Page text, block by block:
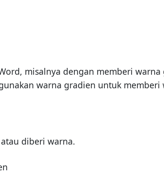
misalnya dengan memberi warna
warna gradien untuk memberi
diberi warna.